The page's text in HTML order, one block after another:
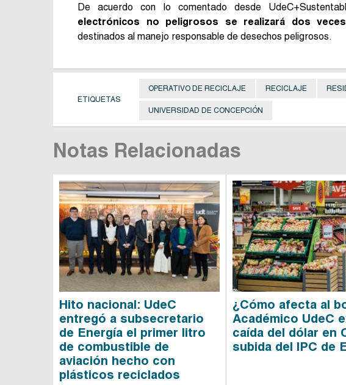
De acuerdo con lo comentado desde
electrónicos no peligrosos se realizará dos
destinados al manejo responsable de desechos peligrosos.
ETIQUETAS
OPERATIVO DE RECICLAJE RECICLAJE
UNIVERSIDAD DE CONCEPCIÓN
Notas Relacionadas
Hito nacional: UdeC
entregó a subsecretario
de Energía el primer litro
de combustible de
aviación hecho con
plásticos reciclados
¿Cómo afecta al
Académico UdeC
caída del dólar en
subida del IPC de